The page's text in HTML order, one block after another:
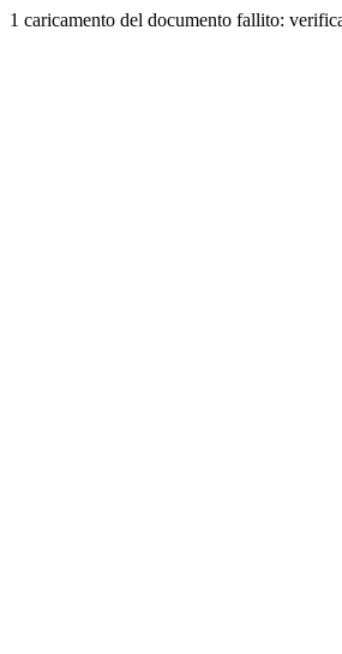
1 caricamento del documento fallito: